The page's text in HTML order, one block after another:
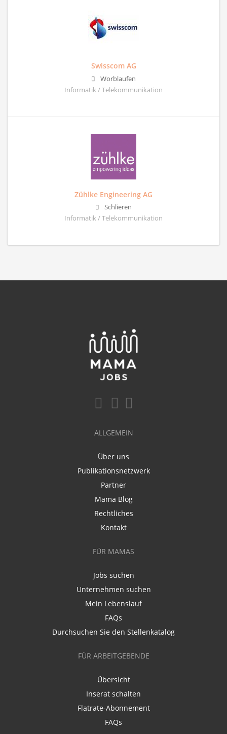
Swisscom AG
Worblaufen
Informatik / Telekommunikation
Zühlke Engineering AG
Schlieren
Informatik / Telekommunikation
ALLGEMEIN
Über uns
Publikationsnetzwerk
Partner
Mama Blog
Rechtliches
Kontakt
FÜR MAMAS
Jobs suchen
Unternehmen suchen
Mein Lebenslauf
FAQs
Durchsuchen Sie den Stellenkatalog
FÜR ARBEITGEBENDE
Übersicht
Inserat schalten
Flatrate-Abonnement
FAQs